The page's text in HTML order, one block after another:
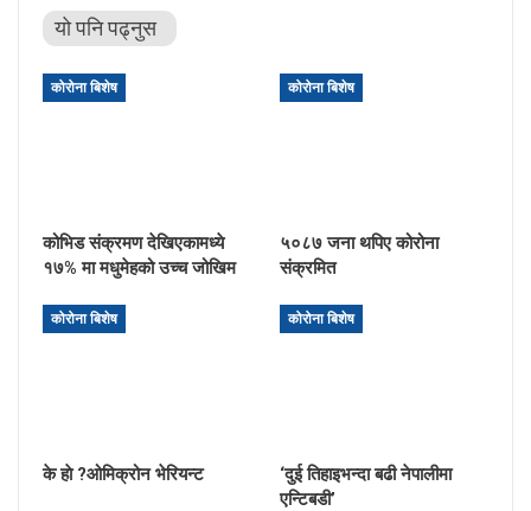
यो पनि पढ्नुस
कोरोना बिशेष
कोभिड संक्रमण देखिएकामध्ये
१७% मा मधुमेहको उच्च जोखिम
कोरोना बिशेष
५०८७ जना थपिए कोरोना
संक्रमित
कोरोना बिशेष
के हाे ?ओमिक्रोन भेरियन्ट
कोरोना बिशेष
‘दुई तिहाइभन्दा बढी नेपालीमा
एन्टिबडी’